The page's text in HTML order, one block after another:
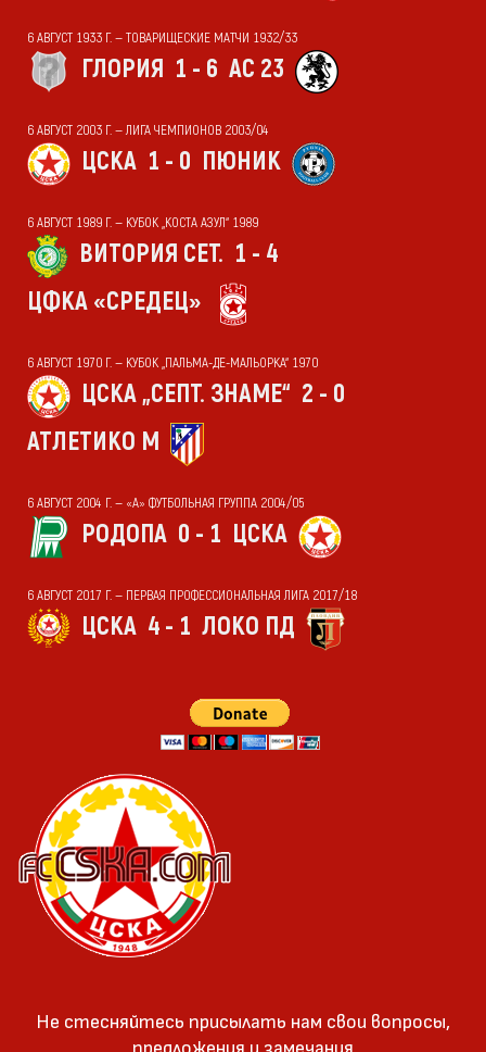
6 АВГУСТ 1933 Г. — ТОВАРИЩЕСКИЕ МАТЧИ 1932/33
ГЛОРИЯ 1 - 6 АС 23
6 АВГУСТ 2003 Г. — ЛИГА ЧЕМПИОНОВ 2003/04
ЦСКА 1 - 0 ПЮНИК
6 АВГУСТ 1989 Г. — КУБОК „КОСТА АЗУЛ“ 1989
ВИТОРИЯ СЕТ. 1 - 4
ЦФКА «СРЕДЕЦ»
6 АВГУСТ 1970 Г. — КУБОК „ПАЛЬМА-ДЕ-МАЛЬОРКА“ 1970
ЦСКА „СЕПТ. ЗНАМЕ“ 2 - 0
АТЛЕТИКО М
6 АВГУСТ 2004 Г. — «А» ФУТБОЛЬНАЯ ГРУППА 2004/05
РОДОПА 0 - 1 ЦСКА
6 АВГУСТ 2017 Г. — ПЕРВАЯ ПРОФЕССИОНАЛЬНАЯ ЛИГА 2017/18
ЦСКА 4 - 1 ЛОКО ПД
Не стесняйтесь присылать нам свои вопросы,
предложения и замечания